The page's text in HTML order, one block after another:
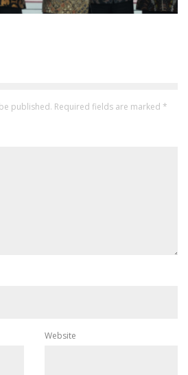
published. Required fields are marked *
Website